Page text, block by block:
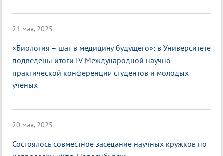
21 мая, 2025
«Биология – шаг в медицину будущего»: в Университете
подведены итоги IV Международной научно-
практической конференции студентов и молодых
ученых
20 мая, 2025
Состоялось совместное заседание научных кружков по